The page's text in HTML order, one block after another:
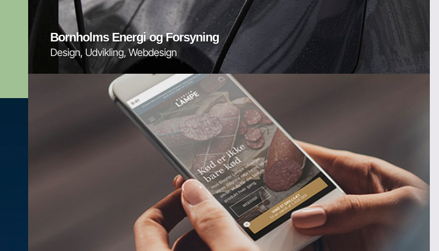
Bornholms Energi og Forsyning
Design, Udvikling, Webdesign